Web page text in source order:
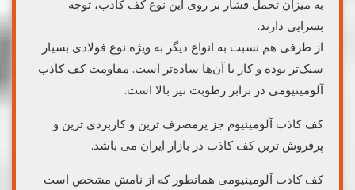
به میزان تحمل فشار بر روی این نوع کف کاذب، توجه
بسزایی دارند.
از طرفی هم نسبت به انواع دیگر به ویژه نوع فولادی بسیار
سبک‌تر بوده و کار با آن‌ها ساده‌تر است. مقاومت کف کاذب
آلومینیومی در برابر رطوبت نیز بالا است.
کف کاذب آلومینیوم جز پرمصرف ترین و کاربردی ترین و
پرفروش ترین کف کاذب در بازار ایران می باشد.
کف کاذب آلومینیومی همانطور که از نامش مشخص است